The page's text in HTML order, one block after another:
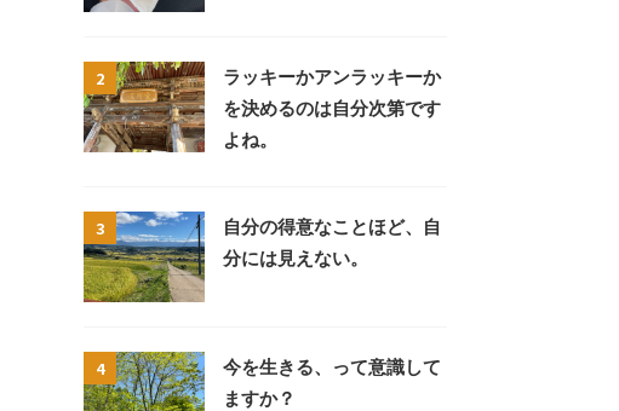
2
ラッキーかアンラッキーか
を決めるのは自分次第です
よね。
3
自分の得意なことほど、自
分には見えない。
4
今を生きる、って意識して
ますか？